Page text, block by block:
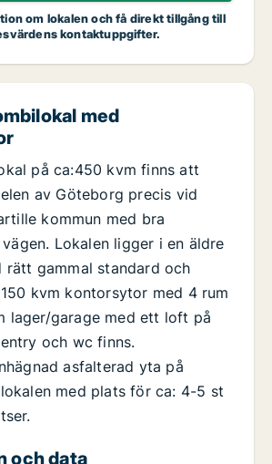
om lokalen och få direkt tillgång till
kontaktuppgifter.
med
på ca:450 kvm finns att
av Göteborg precis vid
kommun med bra
Lokalen ligger i en äldre
rätt gammal standard och
kvm kontorsytor med 4 rum
lager/garage med ett loft på
och wc finns.
asfalterad yta på
med plats för ca: 4-5 st
och data